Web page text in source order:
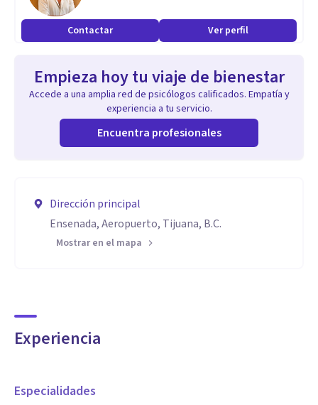
Contactar Ver perfil
Empieza hoy tu viaje de bienestar
Accede a una amplia red de psicólogos calificados. Empatía y
experiencia a tu servicio.
Encuentra profesionales
Dirección principal
Ensenada, Aeropuerto, Tijuana, B.C.
Mostrar en el mapa
Experiencia
Especialidades